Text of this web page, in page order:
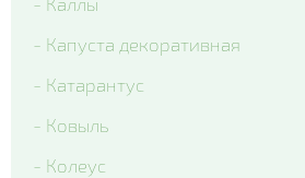
- Капуста декоративная
- Катарантус
- Ковыль
- Колеус